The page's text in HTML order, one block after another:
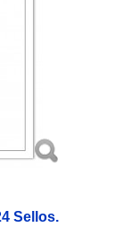
Sellos.